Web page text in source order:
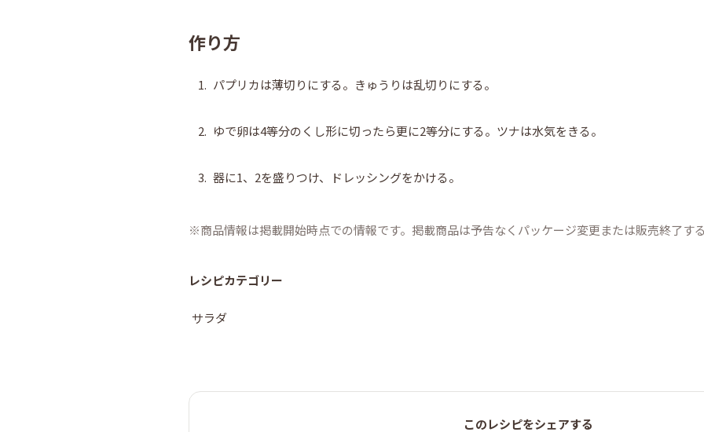
作り方
1. パプリカは薄切りにする。きゅうりは乱切りにする。
2. ゆで卵は4等分のくし形に切ったら更に2等分にする。ツナは水気をきる。
3. 器に1、2を盛りつけ、ドレッシングをかける。
商品情報は掲載開始時点での情報です。掲載商品は予告なくパッケージ変更または販売終了す
レシピカテゴリー
サラダ
このレシピをシェアする